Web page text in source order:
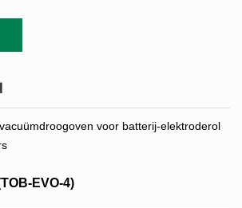
voor batterij-elektroderol
EVO-4)